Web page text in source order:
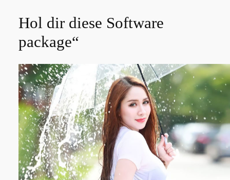
Hol dir diese Software
package“